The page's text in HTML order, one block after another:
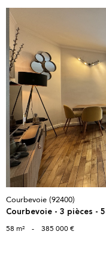
Courbevoie (92400)
Courbevoie - 3 pièces -
58 m² - 385 000 €